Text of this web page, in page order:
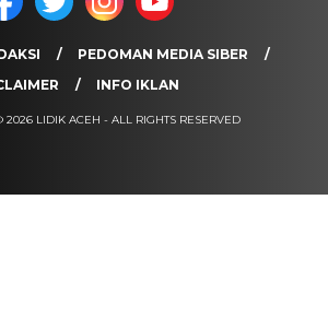
PEDOMAN MEDIA SIBER
INFO IKLAN
2026 LIDIK ACEH - ALL RIGHTS RESERVED